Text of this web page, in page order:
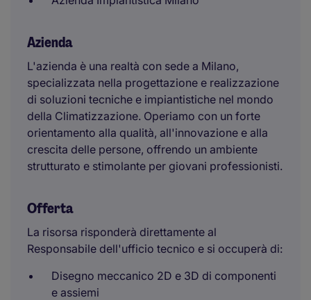
Azienda
L'azienda è una realtà con sede a Milano,
specializzata nella progettazione e realizzazione
di soluzioni tecniche e impiantistiche nel mondo
della Climatizzazione. Operiamo con un forte
orientamento alla qualità, all'innovazione e alla
crescita delle persone, offrendo un ambiente
strutturato e stimolante per giovani professionisti.
Offerta
La risorsa risponderà direttamente al
Responsabile dell'ufficio tecnico e si occuperà di:
Disegno meccanico 2D e 3D di componenti
e assiemi